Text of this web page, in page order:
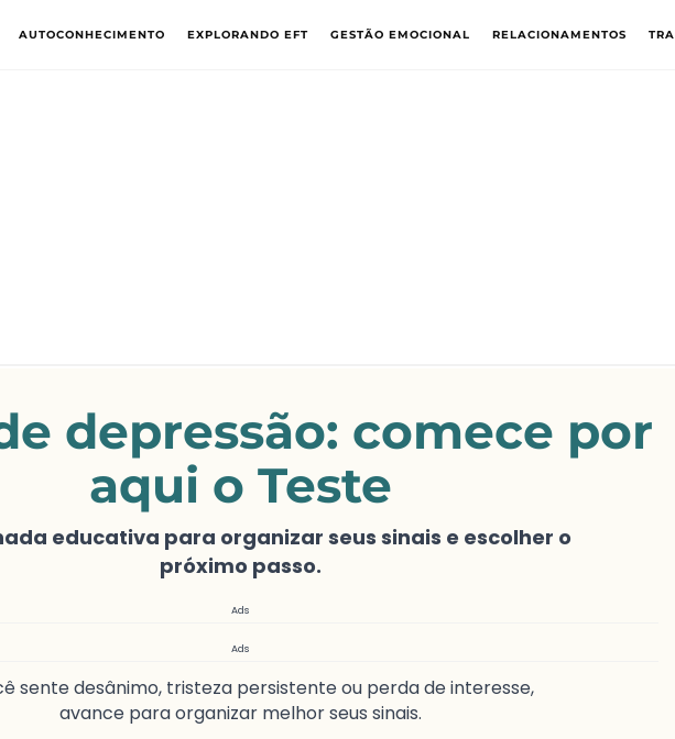
AUTOCONHECIMENTO EXPLORANDO EFT GESTÃO EMOCIONAL RELACIONAMENTOS
depressão: comece por
aqui o Teste
educativa para organizar seus sinais e escolher o
próximo passo.
Ads
Ads
sente desânimo, tristeza persistente ou perda de interesse,
avance para organizar melhor seus sinais.